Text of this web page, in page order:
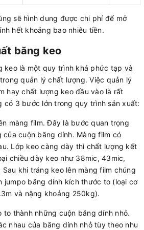
sẽ hình dung được chi phí để mở
hết khoảng bao nhiêu tiền.
băng keo
keo là một quy trình khá phức tạp và
quản lý chất lượng. Việc quản lý
hay chất lượng keo đầu vào là rất
có 3 bước lớn trong quy trình sản xuất:
màng film. Đây là bước quan trọng
của cuộn băng dính. Màng film có
Lớp keo càng dày thì chất lượng kết
chiều dày keo như 38mic, 43mic,
khi tráng keo lên màng film chúng
jumpo băng dính kích thước to (loại cơ
và nặng khoảng 250kg).
to thành những cuộn băng dính nhỏ.
nhau của băng dính nhỏ tùy theo nhu